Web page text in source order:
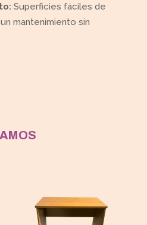
Superficies fáciles de
mantenimiento sin